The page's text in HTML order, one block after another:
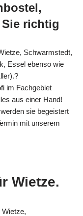
richtig
Schwarmstedt,
Essel ebenso wie
im Fachgebiet
aus einer Hand!
sie begeistert
mit unserem
Wietze.